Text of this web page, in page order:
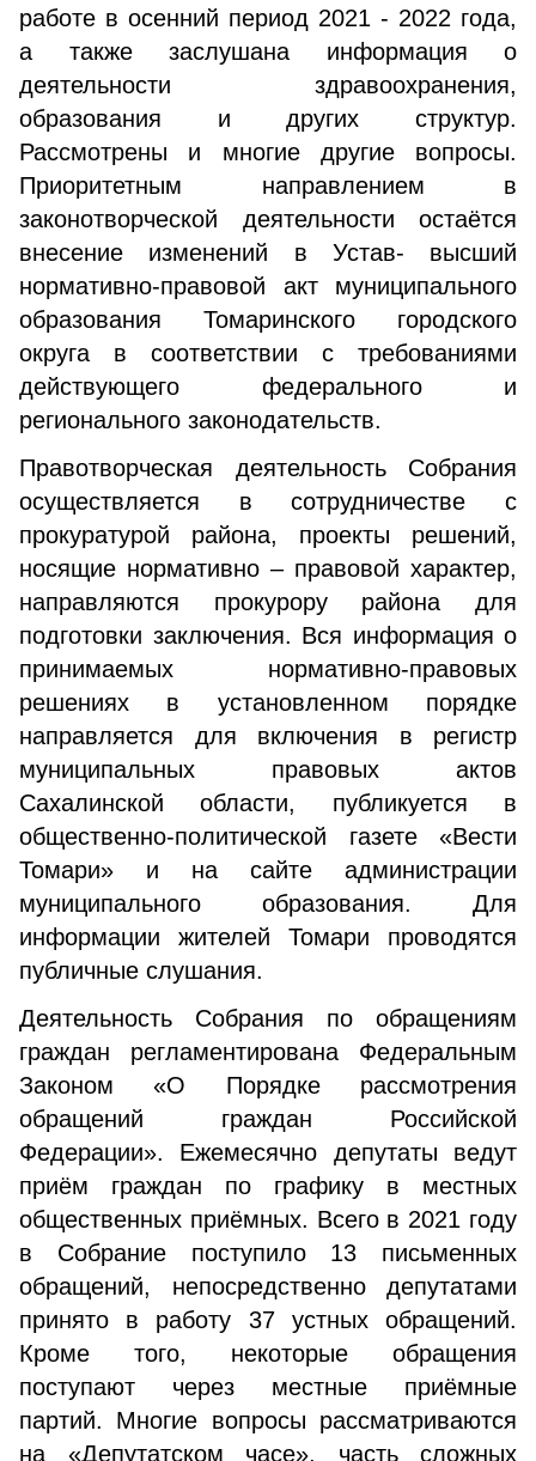
работе в осенний период 2021 - 2022 года,
а также заслушана информация о
деятельности здравоохранения,
образования и других структур.
Рассмотрены и многие другие вопросы.
Приоритетным направлением в
законотворческой деятельности остаётся
внесение изменений в Устав- высший
нормативно-правовой акт муниципального
образования Томаринского городского
округа в соответствии с требованиями
действующего федерального и
регионального законодательств.
Правотворческая деятельность Собрания
осуществляется в сотрудничестве с
прокуратурой района, проекты решений,
носящие нормативно – правовой характер,
направляются прокурору района для
подготовки заключения. Вся информация о
принимаемых нормативно-правовых
решениях в установленном порядке
направляется для включения в регистр
муниципальных правовых актов
Сахалинской области, публикуется в
общественно-политической газете «Вести
Томари» и на сайте администрации
муниципального образования. Для
информации жителей Томари проводятся
публичные слушания.
Деятельность Собрания по обращениям
граждан регламентирована Федеральным
Законом «О Порядке рассмотрения
обращений граждан Российской
Федерации». Ежемесячно депутаты ведут
приём граждан по графику в местных
общественных приёмных. Всего в 2021 году
в Собрание поступило 13 письменных
обращений, непосредственно депутатами
принято в работу 37 устных обращений.
Кроме того, некоторые обращения
поступают через местные приёмные
партий. Многие вопросы рассматриваются
на «Депутатском часе», часть сложных